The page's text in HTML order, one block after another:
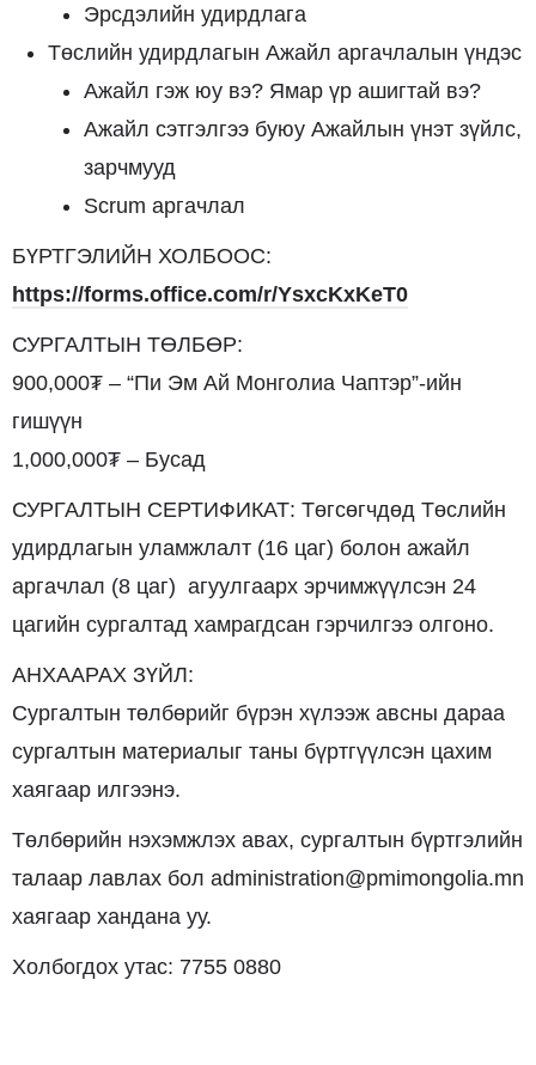
Эрсдэлийн удирдлага
Төслийн удирдлагын Ажайл аргачлалын үндэс
Ажайл гэж юу вэ? Ямар үр ашигтай вэ?
Ажайл сэтгэлгээ буюу Ажайлын үнэт зүйлс,
зарчмууд
Scrum аргачлал
БҮРТГЭЛИЙН ХОЛБООС:
https://forms.office.com/r/YsxcKxKeT0
СУРГАЛТЫН ТӨЛБӨР:
900,000₮ – “Пи Эм Ай Монголиа Чаптэр”-ийн
гишүүн
1,000,000₮ – Бусад
СУРГАЛТЫН СЕРТИФИКАТ: Төгсөгчдөд Төслийн
удирдлагын уламжлалт (16 цаг) болон ажайл
аргачлал (8 цаг) агуулгаарх эрчимжүүлсэн 24
цагийн сургалтад хамрагдсан гэрчилгээ олгоно.
АНХААРАХ ЗҮЙЛ:
Сургалтын төлбөрийг бүрэн хүлээж авсны дараа
сургалтын материалыг таны бүртгүүлсэн цахим
хаягаар илгээнэ.
Төлбөрийн нэхэмжлэх авах, сургалтын бүртгэлийн
талаар лавлах бол administration@pmimongolia.mn
хаягаар хандана уу.
Холбогдох утас: 7755 0880